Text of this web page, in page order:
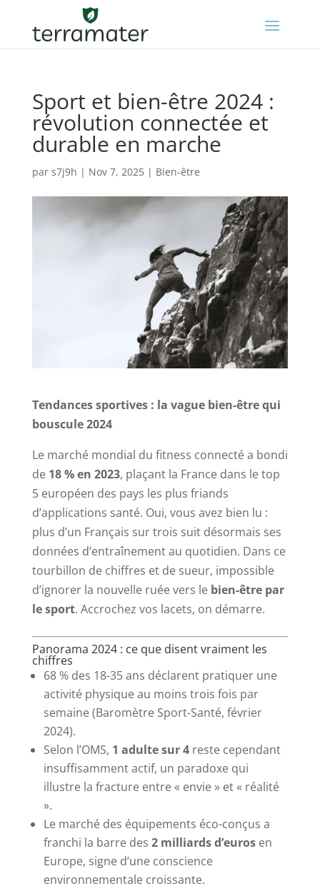
Sport et bien-être 2024 :
révolution connectée et
durable en marche
par s7j9h | Nov 7, 2025| Bien-être
Tendances sportives : la vague bien-être qui
bouscule 2024
Le marché mondial du fitness connecté a bondi
de 18 % en 2023, plaçant la France dans le top
5 européen des pays les plus friands
d’applications santé. Oui, vous avez bien lu :
plus d’un Français sur trois suit désormais ses
données d’entraînement au quotidien. Dans ce
tourbillon de chiffres et de sueur, impossible
d’ignorer la nouvelle ruée vers le bien-être par
le sport. Accrochez vos lacets, on démarre.
Panorama 2024 : ce que disent vraiment les
chiffres
68 % des 18-35 ans déclarent pratiquer une
activité physique au moins trois fois par
semaine (Baromètre Sport-Santé, février
2024).
Selon l’OMS, 1 adulte sur 4reste cependant
insuffisamment actif, un paradoxe qui
illustre la fracture entre « envie » et « réalité
».
Le marché des équipements éco-conçus a
franchi la barre des 2 milliards d’eurosen
Europe, signe d’une conscience
environnementale croissante.